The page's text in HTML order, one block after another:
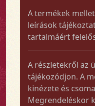
A termékek
leírások
tartalmáért
A részletekről az
tájékozódjon. A
kinézete és
Megrendeléskor